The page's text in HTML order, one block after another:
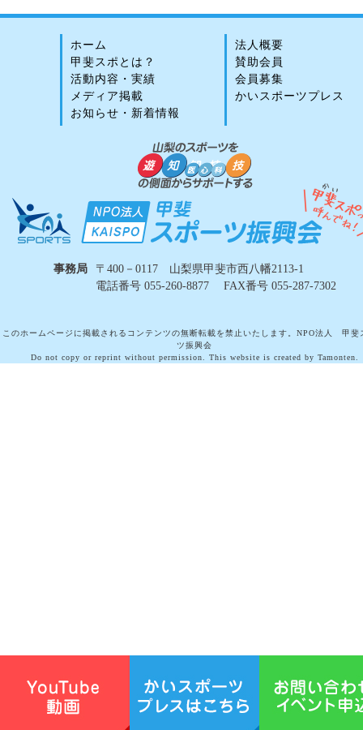
法人概要
賛助会員
会員募集
かいスポーツプレス
ホーム
甲斐スポとは？
活動内容・実績
メディア掲載
お知らせ・新着情報
事務局
〒400－0117 山梨県甲斐市西八幡2113-1
電話番号 055-260-8877 FAX番号 055-287-7302
このホームページに掲載されるコンテンツの無断転載を禁止いたします。NPO法人 甲斐
ツ振興会
Do not copy or reprint without permission. This website is created by Tamonten.